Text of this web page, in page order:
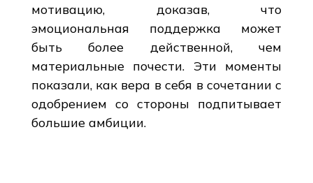
мотивацию, доказав, что
эмоциональная поддержка может
быть более действенной, чем
материальные почести. Эти моменты
показали, как вера в себя в сочетании с
одобрением со стороны подпитывает
большие амбиции.